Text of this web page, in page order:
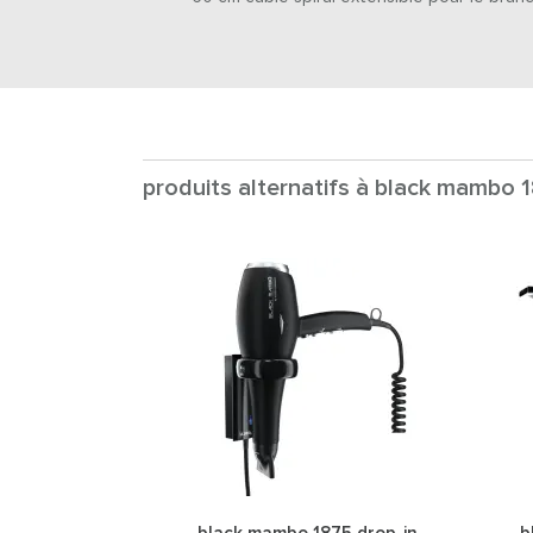
produits alternatifs à black mambo